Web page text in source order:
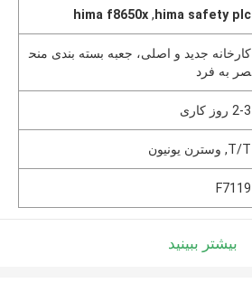
hima safety plc
,
hima f8650x
کارخانه جدید و اصلی، جعبه بسته بندی منح
صر به فرد
2-3 روز کاری
T/T, وسترن یونیون
F7119
بیشتر ببینید